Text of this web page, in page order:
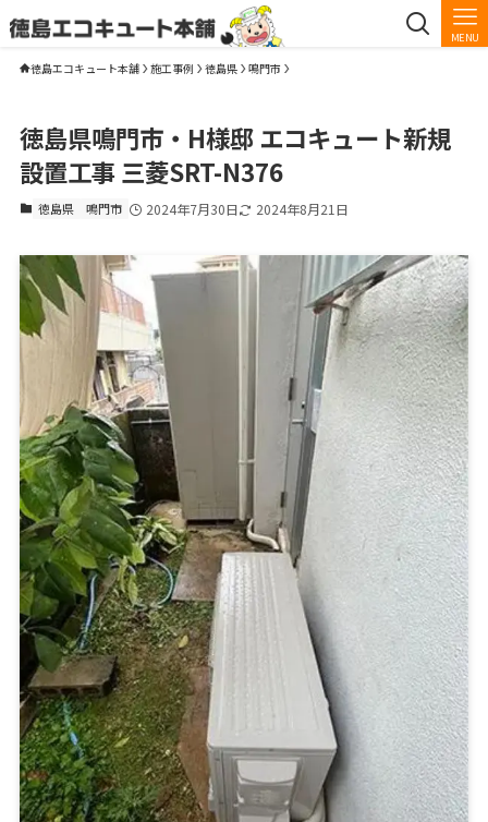
MENU
徳島エコキュート本舗 施工事例 徳島県 鳴門市
徳島県鳴門市・H様邸 エコキュート新規
設置工事 三菱SRT-N376
徳島県 鳴門市 2024年7月30日 2024年8月21日